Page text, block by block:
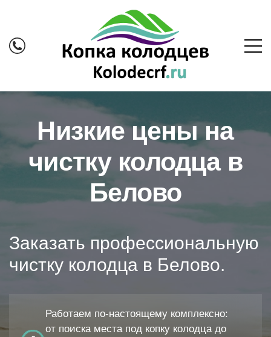
Низкие цены на
чистку колодца в
Белово
Заказать профессиональную
чистку колодца в Белово.
Работаем по-настоящему комплексно:
от поиска места под копку колодца до